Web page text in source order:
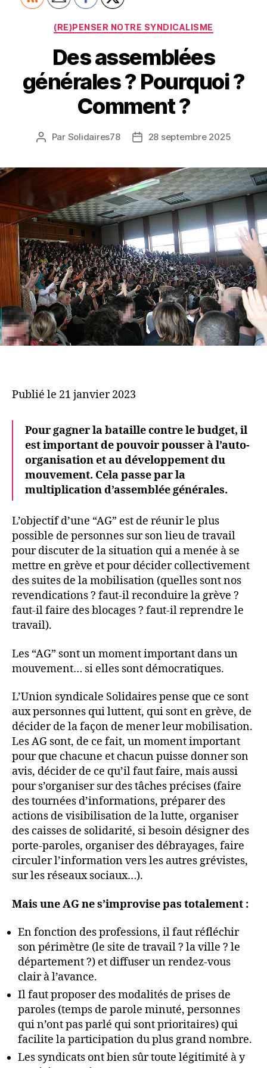
Catégories
(RE)PENSER NOTRE SYNDICALISME
Des assemblées
générales ? Pourquoi ?
Comment ?
Auteur
Par Solidaires78
Date28 septembre 2025
Publié le 21 janvier 2023
Pour gagner la bataille contre le budget, il
est important de pouvoir pousser à l’auto-
organisation et au développement du
mouvement. Cela passe par la
multiplication d’assemblée générales.
L’objectif d’une “AG” est de réunir le plus
possible de personnes sur son lieu de travail
pour discuter de la situation qui a menée à se
mettre en grève et pour décider collectivement
des suites de la mobilisation (quelles sont nos
revendications ? faut-il reconduire la grève ?
faut-il faire des blocages ? faut-il reprendre le
travail).
Les “AG” sont un moment important dans un
mouvement… si elles sont démocratiques.
L’Union syndicale Solidaires pense que ce sont
aux personnes qui luttent, qui sont en grève, de
décider de la façon de mener leur mobilisation.
Les AG sont, de ce fait, un moment important
pour que chacune et chacun puisse donner son
avis, décider de ce qu’il faut faire, mais aussi
pour s’organiser sur des tâches précises (faire
des tournées d’informations, préparer des
actions de visibilisation de la lutte, organiser
des caisses de solidarité, si besoin désigner des
porte-paroles, organiser des débrayages, faire
circuler l’information vers les autres grévistes,
sur les réseaux sociaux…).
Mais une AG ne s’improvise pas totalement :
En fonction des professions, il faut réfléchir
son périmètre (le site de travail ? la ville ? le
département ?) et diffuser un rendez-vous
clair à l’avance.
Il faut proposer des modalités de prises de
paroles (temps de parole minuté, personnes
qui n’ont pas parlé qui sont prioritaires) qui
facilite la participation du plus grand nombre.
Les syndicats ont bien sûr toute légitimité à y